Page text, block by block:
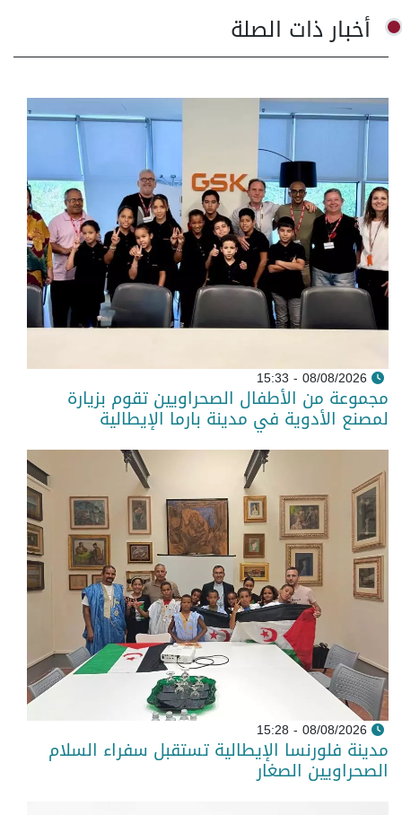
أخبار ذات الصلة
08/08/2026 - 15:33
مجموعة من الأطفال الصحراويين تقوم بزيارة
لمصنع الأدوية في مدينة بارما الإيطالية
08/08/2026 - 15:28
مدينة فلورنسا الإيطالية تستقبل سفراء السلام
الصحراويين الصغار